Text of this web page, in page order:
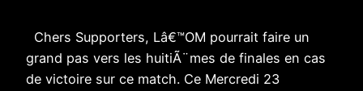
Chers Supporters, Lâ€™OM pourrait faire un
grand pas vers les huitiÃ¨mes de finales en cas
de victoire sur ce match. Ce Mercredi 23